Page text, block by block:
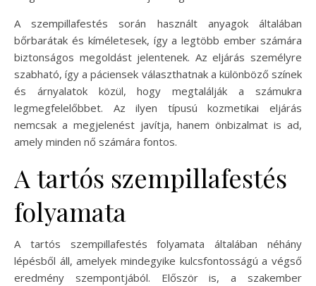
A szempillafestés során használt anyagok általában
bőrbarátak és kíméletesek, így a legtöbb ember számára
biztonságos megoldást jelentenek. Az eljárás személyre
szabható, így a páciensek választhatnak a különböző színek
és árnyalatok közül, hogy megtalálják a számukra
legmegfelelőbbet. Az ilyen típusú kozmetikai eljárás
nemcsak a megjelenést javítja, hanem önbizalmat is ad,
amely minden nő számára fontos.
A tartós szempillafestés
folyamata
A tartós szempillafestés folyamata általában néhány
lépésből áll, amelyek mindegyike kulcsfontosságú a végső
eredmény szempontjából. Először is, a szakember